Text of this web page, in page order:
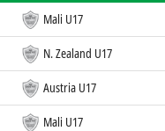
Mali U17
N. Zealand U17
Austria U17
Mali U17